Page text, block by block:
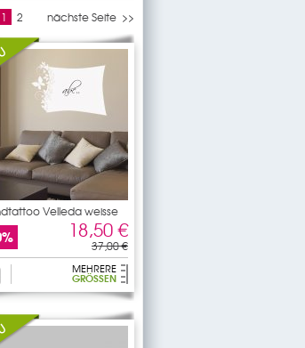
1 2 nächste Seite >>
Velleda weisse
18,50 €
37,00 €
MEHRERE
GRÖSSEN